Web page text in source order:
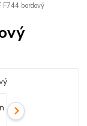
F744 bordový